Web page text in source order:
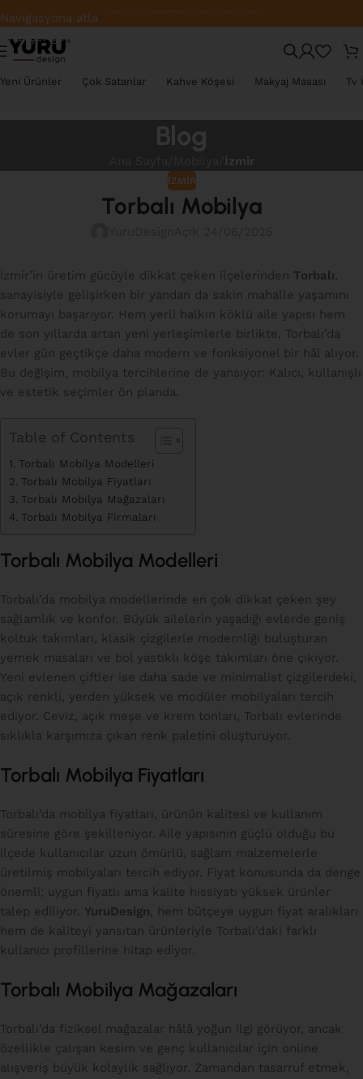
Navigasyona atla
Ana içeriğe atla
Yeni Ürünler Çok Satanlar Kahve Köşesi Makyaj Masası Tv
Blog
İzmir
İZMIR
Torbalı Mobilya
İzmir’in üretim gücüyle dikkat çeken ilçelerinden Torbalı,
sanayisiyle gelişirken bir yandan da sakin mahalle yaşamını
korumayı başarıyor. Hem yerli halkın köklü aile yapısı hem
de son yıllarda artan yeni yerleşimlerle birlikte, Torbalı’da
evler gün geçtikçe daha modern ve fonksiyonel bir hâl alıyor.
Bu değişim, mobilya tercihlerine de yansıyor: Kalıcı, kullanışlı
ve estetik seçimler ön planda.
Table of Contents
Torbalı Mobilya Modelleri
Torbalı Mobilya Fiyatları
Torbalı Mobilya Mağazaları
Torbalı Mobilya Firmaları
Torbalı Mobilya Modelleri
Torbalı’da mobilya modellerinde en çok dikkat çeken şey
sağlamlık ve konfor. Büyük ailelerin yaşadığı evlerde geniş
koltuk takımları, klasik çizgilerle modernliği buluşturan
yemek masaları ve bol yastıklı köşe takımları öne çıkıyor.
Yeni evlenen çiftler ise daha sade ve minimalist çizgilerdeki,
açık renkli, yerden yüksek ve modüler mobilyaları tercih
ediyor. Ceviz, açık meşe ve krem tonları, Torbalı evlerinde
sıklıkla karşımıza çıkan renk paletini oluşturuyor.
Torbalı Mobilya Fiyatları
Torbalı’da mobilya fiyatları, ürünün kalitesi ve kullanım
süresine göre şekilleniyor. Aile yapısının güçlü olduğu bu
ilçede kullanıcılar uzun ömürlü, sağlam malzemelerle
üretilmiş mobilyaları tercih ediyor. Fiyat konusunda da denge
önemli; uygun fiyatlı ama kalite hissiyatı yüksek ürünler
talep ediliyor. YuruDesign, hem bütçeye uygun fiyat aralıkları
hem de kaliteyi yansıtan ürünleriyle Torbalı’daki farklı
kullanıcı profillerine hitap ediyor.
Torbalı Mobilya Mağazaları
Torbalı’da fiziksel mağazalar hâlâ yoğun ilgi görüyor, ancak
özellikle çalışan kesim ve genç kullanıcılar için online
alışveriş büyük kolaylık sağlıyor. Zamandan tasarruf etmek,